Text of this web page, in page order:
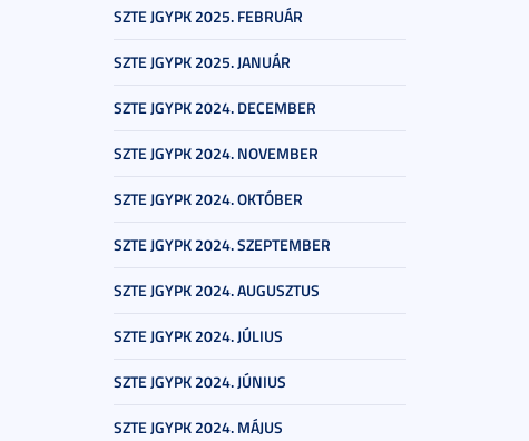
SZTE JGYPK 2025. FEBRUÁR
SZTE JGYPK 2025. JANUÁR
SZTE JGYPK 2024. DECEMBER
SZTE JGYPK 2024. NOVEMBER
SZTE JGYPK 2024. OKTÓBER
SZTE JGYPK 2024. SZEPTEMBER
SZTE JGYPK 2024. AUGUSZTUS
SZTE JGYPK 2024. JÚLIUS
SZTE JGYPK 2024. JÚNIUS
SZTE JGYPK 2024. MÁJUS